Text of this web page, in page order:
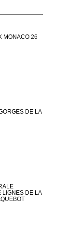
MONACO 26
DE LA
LIGNES DE LA